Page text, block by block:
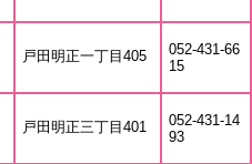
戸田明正一丁目405
052-431-66
15
戸田明正三丁目401
052-431-14
93